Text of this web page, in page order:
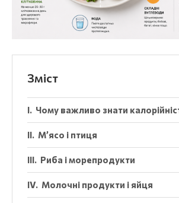
Зміст
Чому важливо знати
М’ясо і птиця
Риба і морепродукти
Молочні продукти і яйця